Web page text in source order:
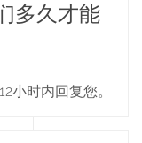
多久才能
小时内回复您。